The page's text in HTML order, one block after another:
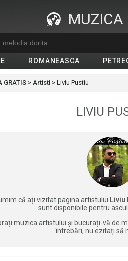
MUZICA
ROMANEASCA
GRATIS > Artisti > Liviu Pustiu
LIVIU
că ați vizitat pagina artistului Liviu
sunt disponibile pentru
muzica artistului și bucurați-vă de
întrebări, nu ezitați să